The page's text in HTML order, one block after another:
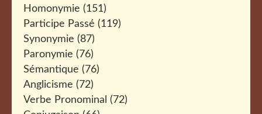
Homonymie (151)
Participe Passé (119)
Synonymie (87)
Paronymie (76)
Sémantique (76)
Anglicisme (72)
Verbe Pronominal (72)